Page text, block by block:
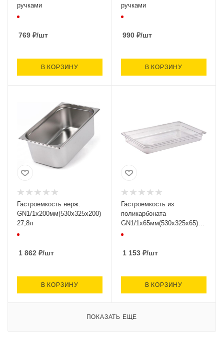
ручками
769 ₽/шт
В КОРЗИНУ
ручками
990 ₽/шт
В КОРЗИНУ
Гастроемкость нерж.
GN1/1х200мм(530х325х200)
27,8л
1 862 ₽/шт
В КОРЗИНУ
Гастроемкость из
поликарбоната
GN1/1х65мм(530х325х65)
9,0л
1 153 ₽/шт
В КОРЗИНУ
ПОКАЗАТЬ ЕЩЕ